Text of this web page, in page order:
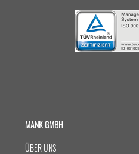
MANK GMBH
ÜBER UNS